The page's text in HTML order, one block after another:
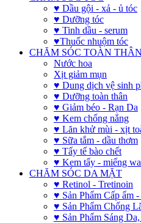
♥ Dầu gội - xả - ủ tóc
♥ Dưỡng tóc
♥ Tinh dầu - serum
♥Thuốc nhuộm tóc
CHĂM SÓC TOÀN THÂN
Nước hoa
Xịt giảm mụn
♥ Dung dịch vệ sinh
♥ Dưỡng toàn thân
♥ Giảm béo - Rạn Da
♥ Kem chống nắng
♥ Lăn khử mùi - xịt
♥ Sữa tắm - dầu thơm
♥ Tẩy tế bào chết
♥ Kem tẩy - miếng
CHĂM SÓC DA MẶT
♥ Retinol - Tretinoin
♥ Sản Phẩm Cấp ẩm
♥ Sản Phẩm Chống
♥ Sản Phẩm Sáng